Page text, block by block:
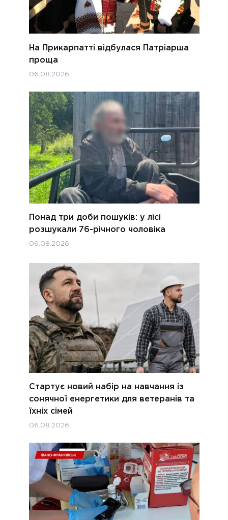
На Прикарпатті відбулася Патріарша
проща
06.08.2026
Понад три доби пошуків: у лісі
розшукали 76-річного чоловіка
06.08.2026
Стартує новий набір на навчання із
сонячної енергетики для ветеранів та
їхніх сімей
06.08.2026